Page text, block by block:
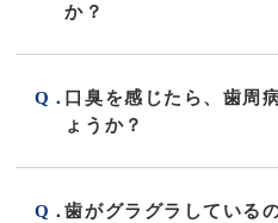
か？
口臭を感じたら、歯周
ょうか？
歯がグラグラしている